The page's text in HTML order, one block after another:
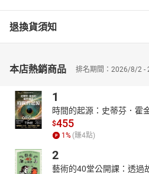
4 番茄工作法
5 與成功有約
7 時間管理：先吃掉那隻青蛙
人的意志增強計畫
9 華頓商學院最受歡迎的談判課:上完
10 心流：高手都在研究的最優體驗心
退換貨須知
本店熱銷商品 排名期間：2026/8/2 -
1
時間的起源：史蒂芬．霍
$455
1 % (賺4點)
2
藝術的40堂公開課：透過